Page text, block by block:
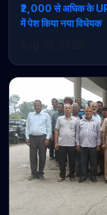
₹2,000 से अधिक के
में पेश किया नया विधेयक